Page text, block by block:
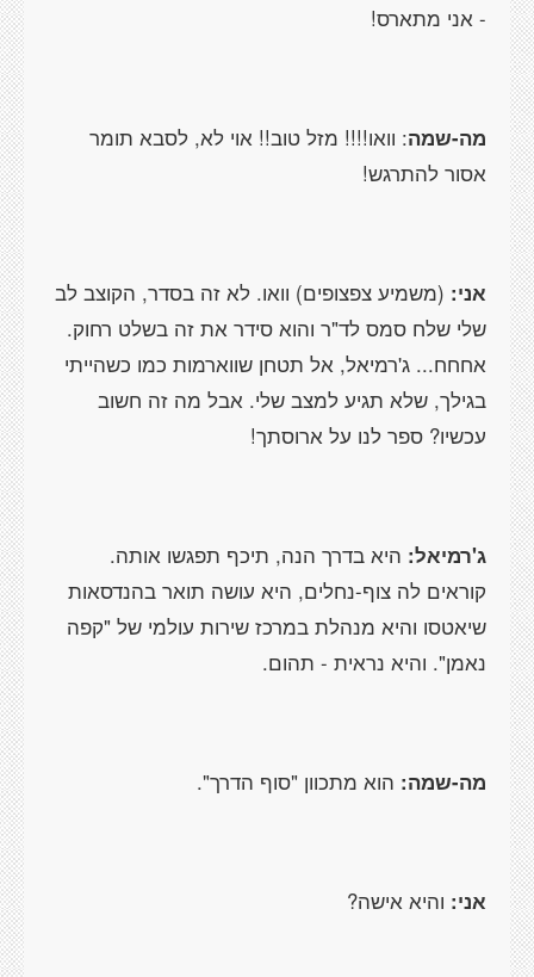
- אני מתארס!
מה-שמה: וואו!!!! מזל טוב!! אוי לא, לסבא תומר
אסור להתרגש!
אני: (משמיע צפצופים) וואו. לא זה בסדר, הקוצב לב
שלי שלח סמס לד"ר והוא סידר את זה בשלט רחוק.
אחחח... ג'רמיאל, אל תטחן שווארמות כמו כשהייתי
בגילך, שלא תגיע למצב שלי. אבל מה זה חשוב
עכשיו? ספר לנו על ארוסתך!
ג'רמיאל: היא בדרך הנה, תיכף תפגשו אותה.
קוראים לה צוף-נחלים, היא עושה תואר בהנדסאות
שיאטסו והיא מנהלת במרכז שירות עולמי של "קפה
נאמן". והיא נראית - תהום.
מה-שמה: הוא מתכוון "סוף הדרך".
אני: והיא אישה?